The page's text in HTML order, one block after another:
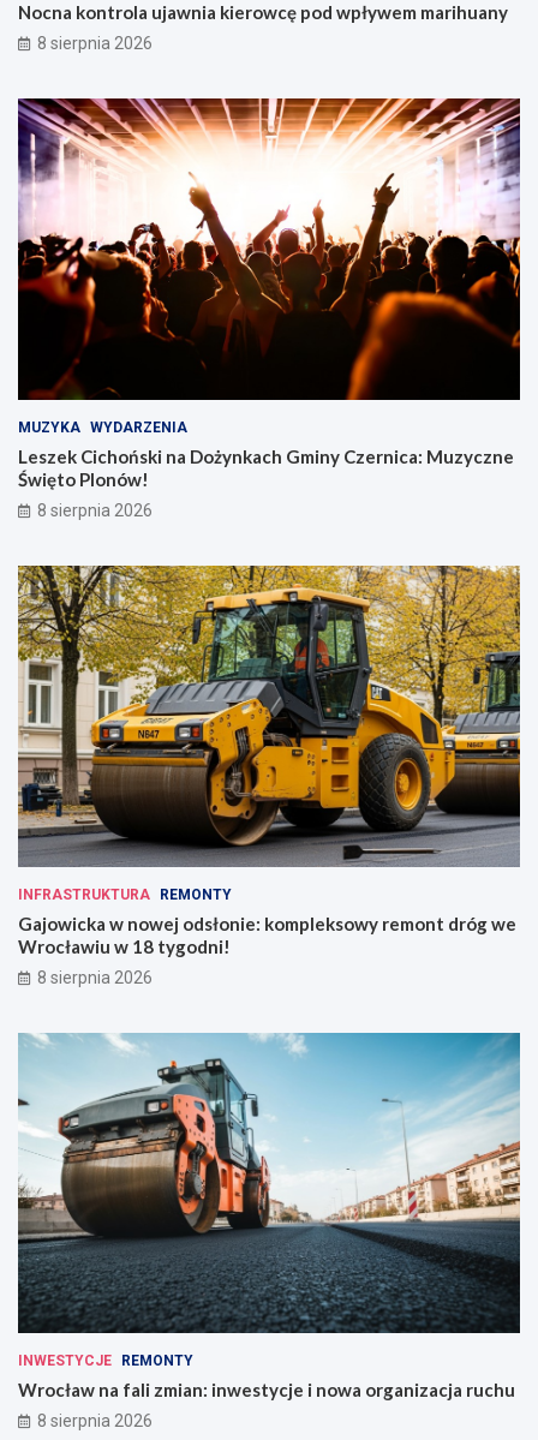
Nocna kontrola ujawnia kierowcę pod wpływem marihuany
8 sierpnia 2026
MUZYKA WYDARZENIA
Leszek Cichoński na Dożynkach Gminy Czernica: Muzyczne
Święto Plonów!
8 sierpnia 2026
INFRASTRUKTURA REMONTY
Gajowicka w nowej odsłonie: kompleksowy remont dróg we
Wrocławiu w 18 tygodni!
8 sierpnia 2026
INWESTYCJE REMONTY
Wrocław na fali zmian: inwestycje i nowa organizacja ruchu
8 sierpnia 2026